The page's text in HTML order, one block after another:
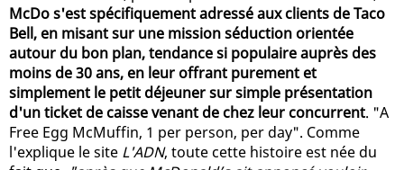
McDo s'est spécifiquement adressé aux clients de Taco
Bell, en misant sur une mission séduction orientée
autour du bon plan, tendance si populaire auprès des
moins de 30 ans, en leur offrant purement et
simplement le petit déjeuner sur simple présentation
d'un ticket de caisse venant de chez leur concurrent. "A
Free Egg McMuffin, 1 per person, per day". Comme
l'explique le site L'ADN, toute cette histoire est née du